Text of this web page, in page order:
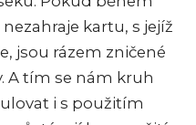
kartu, s jejíž
jsou rázem zničené
A tím se nám kruh
i s použitím